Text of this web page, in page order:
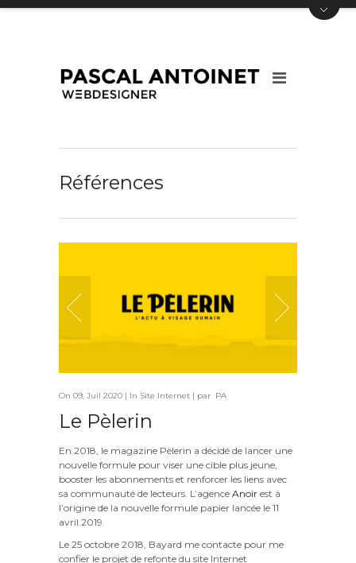
Références
On 09, Juil 2020 | In Site Internet | par PA
Le Pèlerin
En 2018, le magazine Pèlerin a décidé de lancer une
nouvelle formule pour viser une cible plus jeune,
booster les abonnements et renforcer les liens avec
sa communauté de lecteurs. L’agence Anoir est à
l’origine de la nouvelle formule papier lancée le 11
avril 2019.
Le 25 octobre 2018, Bayard me contacte pour me
confier le projet de refonte du site Internet